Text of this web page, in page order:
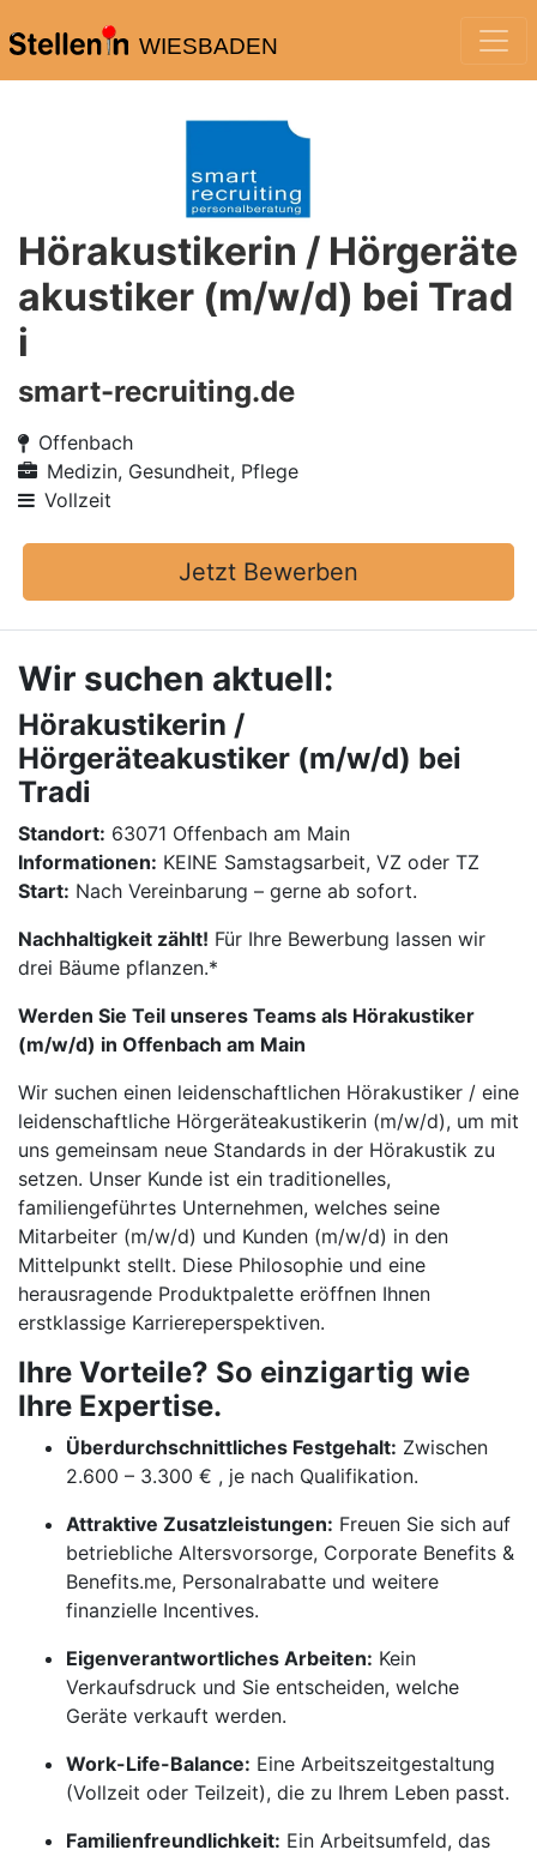
WIESBADEN
Hörakustikerin / Hörgeräte
akustiker (m/w/d) bei Trad
i
smart-recruiting.de
Offenbach
Medizin, Gesundheit, Pflege
Vollzeit
Jetzt Bewerben
Wir suchen aktuell:
Hörakustikerin /
Hörgeräteakustiker (m/w/d) bei
Tradi
Standort: 63071 Offenbach am Main
Informationen: KEINE Samstagsarbeit, VZ oder TZ
Start: Nach Vereinbarung – gerne ab sofort.
Nachhaltigkeit zählt! Für Ihre Bewerbung lassen wir
drei Bäume pflanzen.*
Werden Sie Teil unseres Teams als Hörakustiker
(m/w/d) in Offenbach am Main
Wir suchen einen leidenschaftlichen Hörakustiker / eine
leidenschaftliche Hörgeräteakustikerin (m/w/d), um mit
uns gemeinsam neue Standards in der Hörakustik zu
setzen. Unser Kunde ist ein traditionelles,
familiengeführtes Unternehmen, welches seine
Mitarbeiter (m/w/d) und Kunden (m/w/d) in den
Mittelpunkt stellt. Diese Philosophie und eine
herausragende Produktpalette eröffnen Ihnen
erstklassige Karriereperspektiven.
Ihre Vorteile? So einzigartig wie
Ihre Expertise.
Überdurchschnittliches Festgehalt: Zwischen
2.600 – 3.300 € , je nach Qualifikation.
Attraktive Zusatzleistungen: Freuen Sie sich auf
betriebliche Altersvorsorge, Corporate Benefits &
Benefits.me, Personalrabatte und weitere
finanzielle Incentives.
Eigenverantwortliches Arbeiten: Kein
Verkaufsdruck und Sie entscheiden, welche
Geräte verkauft werden.
Work-Life-Balance: Eine Arbeitszeitgestaltung
(Vollzeit oder Teilzeit), die zu Ihrem Leben passt.
Familienfreundlichkeit: Ein Arbeitsumfeld, das